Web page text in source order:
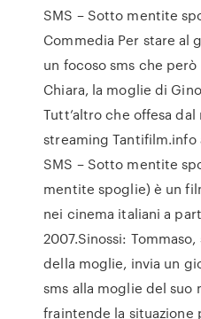
SMS – Sotto mentite
Commedia Per stare al
un focoso sms che
Chiara, la moglie di
Tutt’altro che offesa
streaming Tantifilm.info
SMS – Sotto mentite
mentite spoglie) è un
nei cinema italiani a
2007.Sinossi:
della moglie, invia un
sms alla moglie del suo
fraintende la situazione